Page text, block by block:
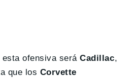
esta ofensiva seráCadillac,
que los Corvette